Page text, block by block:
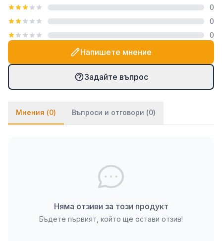
посредством закачалка тип "гребен", която е
включена в комплекта. При PVC паната частите
се монтират на стената посредством
двойнозалепващо се тиксо. Ако ще се монтират
върху стена с тапет, препоръчваме да използвате
и няколко капки лепило върху тиксото (всяко
бързозалепящо лепило като капчица, каноконлит
0
0
0
Напишете мнение
Задайте въпрос
Мнения (0) Въпроси и отговори (0)
Няма отзиви за този продукт
Бъдете първият, който ще остави отзив!